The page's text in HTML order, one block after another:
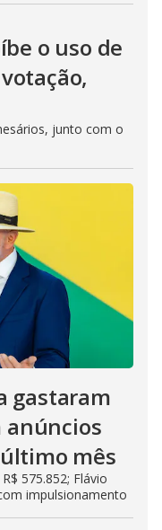
o uso de
junto com o
gastaram
anúncios
mês
575.852; Flávio
impulsionamento